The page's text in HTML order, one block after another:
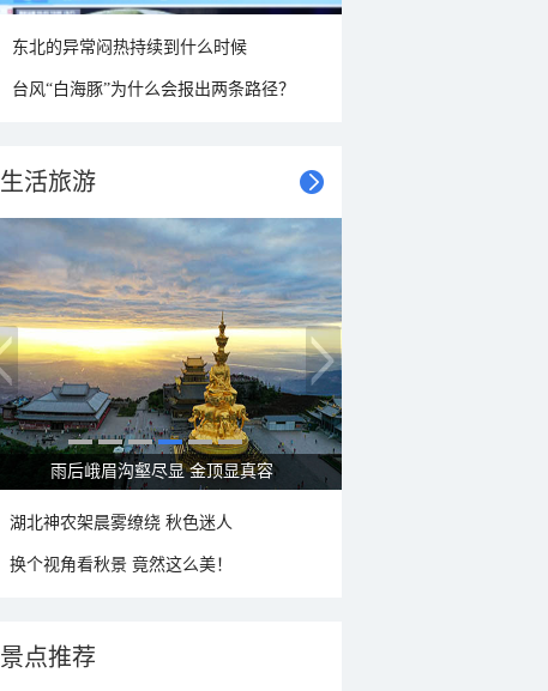
东北的异常闷热持续到什么时候
台风“白海豚”为什么会报出两条路径？
生活旅游
雨后峨眉沟壑尽显 金顶显真容
湖北神农架晨雾缭绕 秋色迷人
换个视角看秋景 竟然这么美！
景点推荐